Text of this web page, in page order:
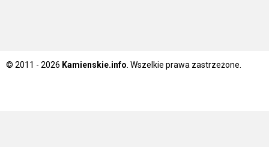
© 2011 - 2026 Kamienskie.info . Wszelkie prawa zastrzeżone.